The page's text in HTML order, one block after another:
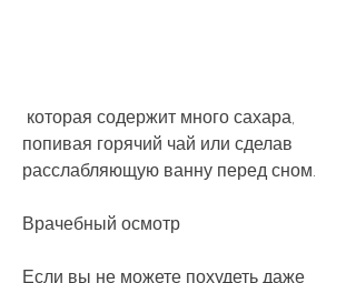
попивая горячий чай или сделав
расслабляющую ванну перед сном.
Врачебный осмотр
Если вы не можете похудеть даже